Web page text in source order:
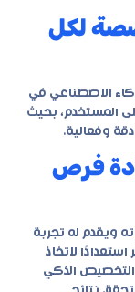
لكل
الاصطناعي في
المستخدم، بحيث
وفعالية.
فرص
ويقدم له تجربة
لاتخاذ
الذكي